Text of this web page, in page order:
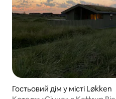
Гостьовий дім у місті Løkken